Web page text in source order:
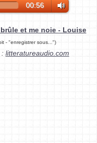
00:56
et me noie - Louise
- "enregistrer sous...")
: litteratureaudio.com